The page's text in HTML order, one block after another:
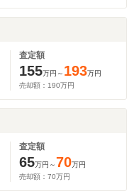
査定額
155万円～ 193万円
売却額： 190万円
査定額
65万円～70万円
売却額： 70万円